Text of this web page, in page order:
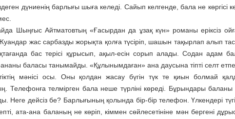
дүниенің барлығы шыға келеді. Сайып келгенде, бала не көргісі
Шыңғыс Айтматовтың «Ғасырдан да ұзақ күн» романы еріксіз
жас сарбазды жорықта қолға түсіріп, шашын тақырлап алып
бас терісі құрысып, ақыл-есін сорып алады. Содан адам
баласы танымайды. «Құлынымдаған» ана даусына тіпті селт
мәнісі осы. Оны қолдан жасау бүгін түк те қиын болмай
Телефонға телмірген бала неше түрліні көреді. Бұрындары баланы
Неге дейсіз бе? Барлығының қолында бір-бір телефон. Үлкендері
ата-ана баланың не көріп, кіммен сөйлесетініне мән бергені